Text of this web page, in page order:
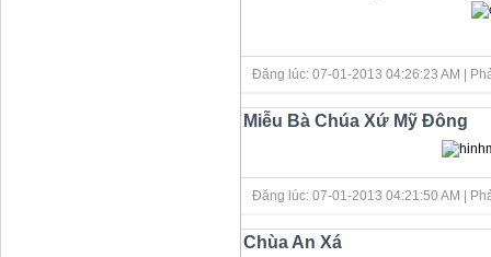
Đăng lúc: 07-01-2013 04:26:23 AM |
Miễu Bà Chúa Xứ Mỹ Đông
Đăng lúc: 07-01-2013 04:21:50 AM |
Chùa An Xá